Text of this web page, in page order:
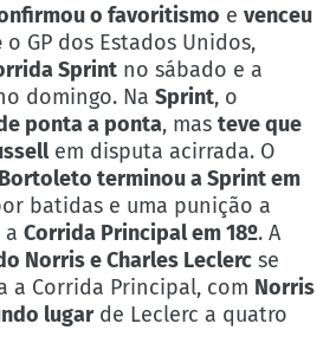
o favoritismo e venceu
o GP dos Estados Unidos,
Sprint no sábado e a
domingo. Na Sprint, o
ponta a ponta, mas teve que
em disputa acirrada. O
terminou a Sprint em
batidas e uma punição a
a Corrida Principal em 18º. A
Norris e Charles Leclerc se
a Corrida Principal, com Norris
lugarde Leclerc a quatro